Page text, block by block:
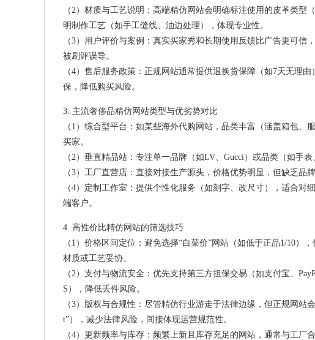
（2）材质与工艺说明：高端精仿网站会明确标注使用的皮革类
明制作工艺（如手工缝线、油边处理），体现专业性。
（3）用户评价与案例：真实买家秀和长期使用反馈比广告更可信
被刷评误导。
（4）售后服务政策：正规网站通常提供退换货保障（如7天无理
保，降低购买风险。
3. 主流奢侈品精仿网站类型与优劣势对比
（1）综合型平台：如某些海外代购网站，品类丰富（涵盖箱包
买家。
（2）垂直精品站：专注单一品牌（如LV、Gucci）或品类（如手
（3）工厂直营店：直接对接生产源头，价格优势明显，但缺乏品
（4）定制工作室：提供个性化服务（如刻字、改尺寸），适合
端客户。
4. 高性价比精仿网站的筛选技巧
（1）价格区间定位：避免选择“白菜价”网站（如低于正品1/10）
材质或工艺妥协。
（2）支付与物流安全：优先支持第三方担保交易（如支付宝、
S），降低丢件风险。
（3）版权与合规性：尽管精仿行业游走于法律边缘，但正规网站
t”），减少法律风险，间接体现运营规范性。
（4）更新频率与库存：频繁上新且库存充足的网站，通常与工